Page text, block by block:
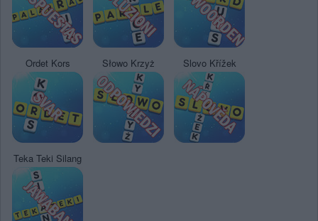
Ordet Kors Słowo Krzyż Slovo Křížek
Teka Teki Silang